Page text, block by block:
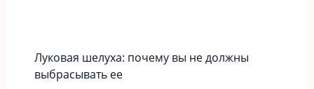
Луковая шелуха: почему вы не должны
выбрасывать ее